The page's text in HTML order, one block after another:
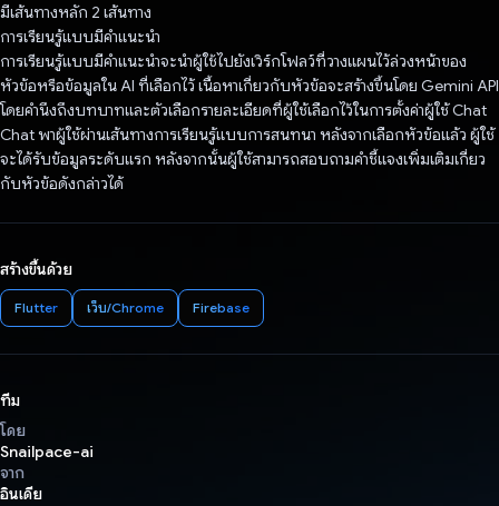
มีเส้นทางหลัก 2 เส้นทาง
การเรียนรู้แบบมีคําแนะนํา
การเรียนรู้แบบมีคําแนะนําจะนําผู้ใช้ไปยังเวิร์กโฟลว์ที่วางแผนไว้ล่วงหน้าของ
หัวข้อหรือข้อมูลใน AI ที่เลือกไว้ เนื้อหาเกี่ยวกับหัวข้อจะสร้างขึ้นโดย Gemini API
โดยคำนึงถึงบทบาทและตัวเลือกรายละเอียดที่ผู้ใช้เลือกไว้ในการตั้งค่าผู้ใช้ Chat
Chat พาผู้ใช้ผ่านเส้นทางการเรียนรู้แบบการสนทนา หลังจากเลือกหัวข้อแล้ว ผู้ใช้
จะได้รับข้อมูลระดับแรก หลังจากนั้นผู้ใช้สามารถสอบถามคำชี้แจงเพิ่มเติมเกี่ยว
กับหัวข้อดังกล่าวได้
สร้างขึ้นด้วย
Flutter เว็บ/Chrome Firebase
ทีม
โดย
Snailpace-ai
จาก
อินเดีย